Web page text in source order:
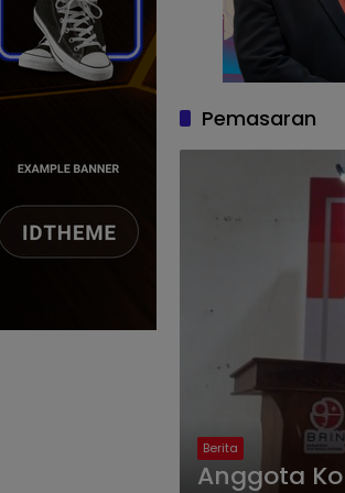
Pemasaran
Berita
Anggota